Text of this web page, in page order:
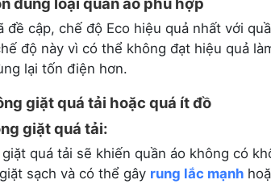
đề cập, chế độ Eco hiệu quả nhất với
độ này vì có thể không đạt hiệu quả
lại tốn điện hơn.
giặt quá tải hoặc quá ít đồ
giặt quá tải:
giặt quá tải sẽ khiến quần áo không có
sạch và có thể gây rung lắc mạnh